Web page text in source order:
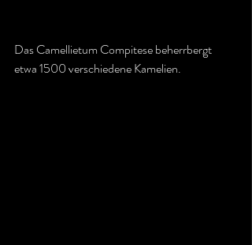
Das Camellietum Compitese beherrbergt
etwa 1500 verschiedene Kamelien.